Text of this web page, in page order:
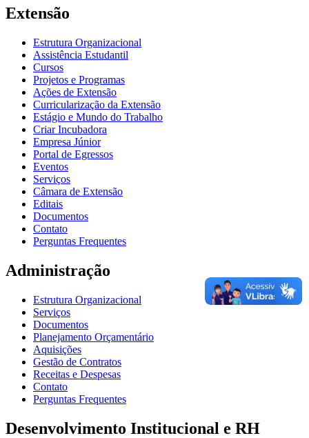
Extensão
Estrutura Organizacional
Assistência Estudantil
Cursos
Projetos e Programas
Ações de Extensão
Curricularização da Extensão
Estágio e Mundo do Trabalho
Criar Incubadora
Empresa Júnior
Portal de Egressos
Eventos
Serviços
Câmara de Extensão
Editais
Documentos
Contato
Perguntas Frequentes
Administração
Estrutura Organizacional
Serviços
Documentos
Planejamento Orçamentário
Aquisições
Gestão de Contratos
Receitas e Despesas
Contato
Perguntas Frequentes
Desenvolvimento Institucional e RH